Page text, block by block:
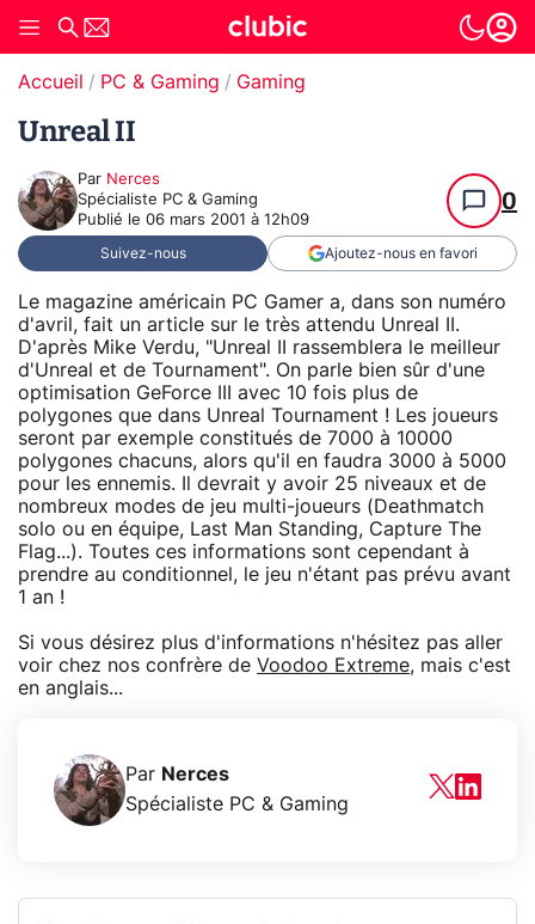
Accueil PC & Gaming Gaming
Unreal II
Par Nerces
Spécialiste PC & Gaming
Publié le 06 mars 2001 à 12h09
0
Suivez-nous Ajoutez-nous en favori
Le magazine américain PC Gamer a, dans son numéro
d'avril, fait un article sur le très attendu Unreal II.
D'après Mike Verdu, "Unreal II rassemblera le meilleur
d'Unreal et de Tournament". On parle bien sûr d'une
optimisation GeForce III avec 10 fois plus de
polygones que dans Unreal Tournament ! Les joueurs
seront par exemple constitués de 7000 à 10000
polygones chacuns, alors qu'il en faudra 3000 à 5000
pour les ennemis. Il devrait y avoir 25 niveaux et de
nombreux modes de jeu multi-joueurs (Deathmatch
solo ou en équipe, Last Man Standing, Capture The
Flag...). Toutes ces informations sont cependant à
prendre au conditionnel, le jeu n'étant pas prévu avant
1 an !
Si vous désirez plus d'informations n'hésitez pas aller
voir chez nos confrère de Voodoo Extreme, mais c'est
en anglais...
Par Nerces
Spécialiste PC & Gaming